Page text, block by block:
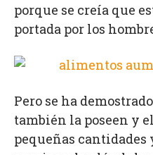
porque se creía que
portada por los
Pero se ha
también la poseen y
pequeñas cantidades